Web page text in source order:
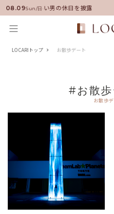
08.09Sun/日
ーに就任！いい男の休日を披露
LOCARIトップ お散歩デート
#お散歩
お散歩